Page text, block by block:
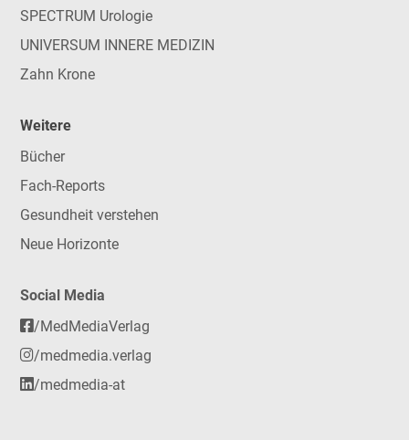
SPECTRUM Urologie
UNIVERSUM INNERE MEDIZIN
Zahn Krone
Weitere
Bücher
Fach-Reports
Gesundheit verstehen
Neue Horizonte
Social Media
/MedMediaVerlag
/medmedia.verlag
/medmedia-at